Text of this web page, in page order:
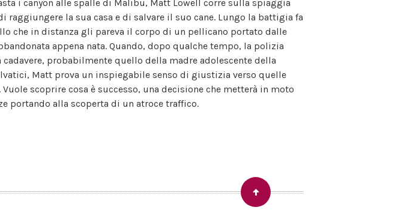
i canyon alle spalle di Malibu, Matt Lowell corre sulla spiaggia
raggiungere la sua casa e di salvare il suo cane. Lungo la battigia fa
che in distanza gli pareva il corpo di un pellicano portato dalle
appena nata. Quando, dopo qualche tempo, la polizia
probabilmente quello della madre adolescente della
Matt prova un inspiegabile senso di giustizia verso quelle
scoprire cosa è successo, una decisione che metterà in moto
portando alla scoperta di un atroce traffico.